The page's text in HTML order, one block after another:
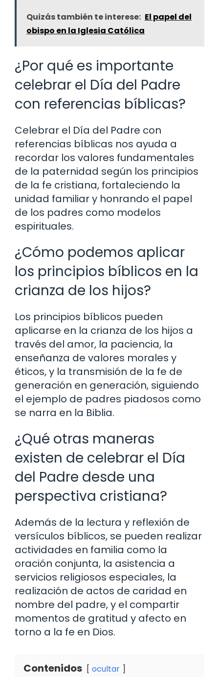
Quizás también te interese: El papel del
obispo en la Iglesia Católica
¿Por qué es importante
celebrar el Día del Padre
con referencias bíblicas?
Celebrar el Día del Padre con
referencias bíblicas nos ayuda a
recordar los valores fundamentales
de la paternidad según los principios
de la fe cristiana, fortaleciendo la
unidad familiar y honrando el papel
de los padres como modelos
espirituales.
¿Cómo podemos aplicar
los principios bíblicos en la
crianza de los hijos?
Los principios bíblicos pueden
aplicarse en la crianza de los hijos a
través del amor, la paciencia, la
enseñanza de valores morales y
éticos, y la transmisión de la fe de
generación en generación, siguiendo
el ejemplo de padres piadosos como
se narra en la Biblia.
¿Qué otras maneras
existen de celebrar el Día
del Padre desde una
perspectiva cristiana?
Además de la lectura y reflexión de
versículos bíblicos, se pueden realizar
actividades en familia como la
oración conjunta, la asistencia a
servicios religiosos especiales, la
realización de actos de caridad en
nombre del padre, y el compartir
momentos de gratitud y afecto en
torno a la fe en Dios.
Contenidos ocultar